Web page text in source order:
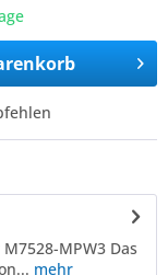
MPW3 Das
mehr